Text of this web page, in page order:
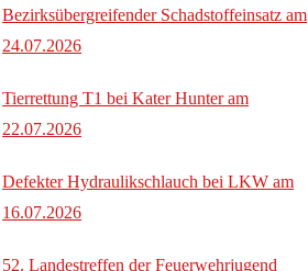
Bezirksübergreifender Schadstoffeinsatz am
24.07.2026
Tierrettung T1 bei Kater Hunter am
22.07.2026
Defekter Hydraulikschlauch bei LKW am
16.07.2026
52. Landestreffen der Feuerwehrjugend